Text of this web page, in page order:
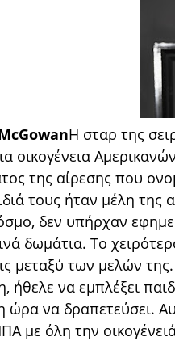
Η σταρ της
οικογένεια
της αίρεσης που
τους ήταν μέλη
δεν υπήρχαν
δωμάτια. Το
μεταξύ των μελών
ήθελε να εμπλέξει
ώρα να δραπετεύσει.
με όλη την